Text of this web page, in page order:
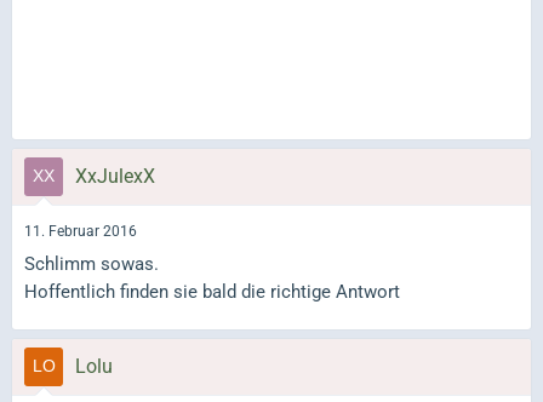
XxJulexX
11. Februar 2016
Schlimm sowas.
Hoffentlich finden sie bald die richtige Antwort
Lolu